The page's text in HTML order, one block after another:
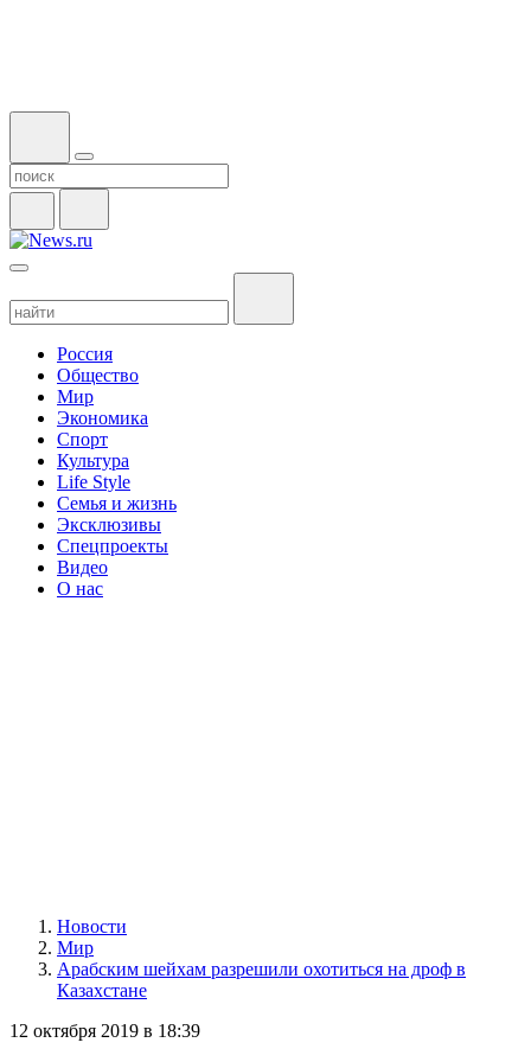
Россия
Общество
Мир
Экономика
Спорт
Культура
Life Style
Семья и жизнь
Эксклюзивы
Спецпроекты
Видео
О нас
Новости
Мир
Арабским шейхам разрешили охотиться на дроф в
Казахстане
12 октября 2019 в 18:39